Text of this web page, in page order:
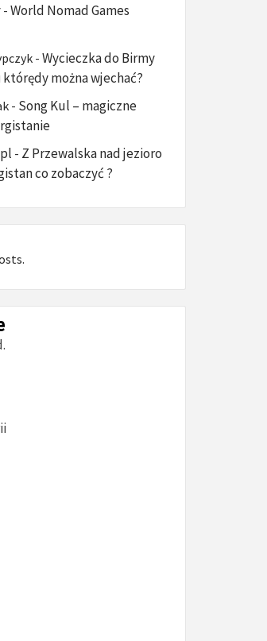
- World Nomad Games
- Wycieczka do Birmy
można wjechać?
- Song Kul – magiczne
- Z Przewalska nad jezioro
co zobaczyć ?